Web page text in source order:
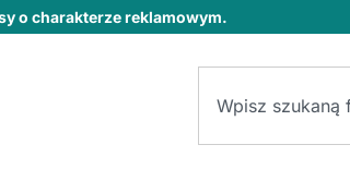
o charakterze reklamowym.